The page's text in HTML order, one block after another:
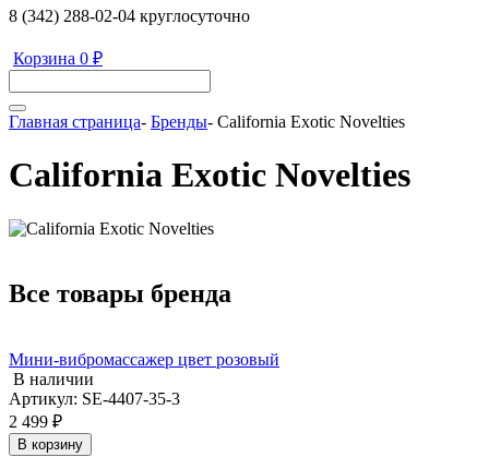
8 (342) 288-02-04 круглосуточно
Корзина 0 ₽
Главная страница- Бренды- California Exotic Novelties
California Exotic Novelties
Все товары бренда
Мини-вибромассажер цвет розовый
В наличии
Артикул: SE-4407-35-3
2 499 ₽
В корзину